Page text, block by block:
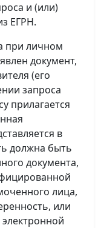
и (или)
ЕГРН.
при личном
документ,
(его
запроса
прилагается
в
должна быть
документа,
лица,
или